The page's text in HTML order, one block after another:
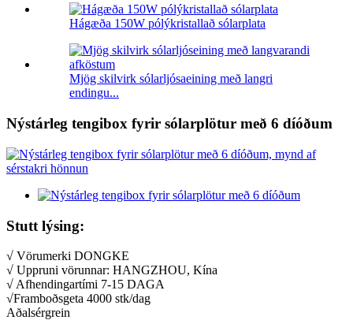
Hágæða 150W pólýkristallað sólarplata
Mjög skilvirk sólarljósaeining með langri
endingu...
Nýstárleg tengibox fyrir sólarplötur með 6 díóðum
Stutt lýsing:
√ Vörumerki DONGKE
√ Uppruni vörunnar: HANGZHOU, Kína
√ Afhendingartími 7-15 DAGA
√Framboðsgeta 4000 stk/dag
Aðalsérgrein